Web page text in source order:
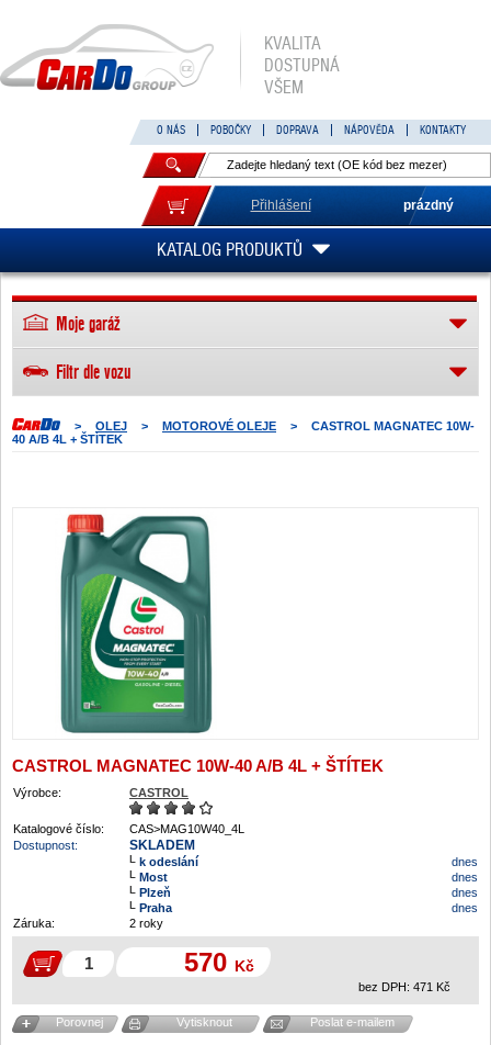
KVALITA
DOSTUPNÁ
VŠEM
O NÁS POBOČKY DOPRAVA NÁPOVĚDA KONTAKTY
Přihlášení prázdný
KATALOG PRODUKTŮ
> OLEJ > MOTOROVÉ OLEJE >
CASTROL MAGNATEC 10W-
40 A/B 4L + ŠTÍTEK
CASTROL MAGNATEC 10W-40 A/B 4L + ŠTÍTEK
Výrobce: CASTROL
Katalogové číslo:
CAS>MAG10W40_4L
Dostupnost:
SKLADEM
k odeslání
dnes
Most
dnes
Plzeň
dnes
Praha
dnes
Záruka:
2 roky
570 Kč
bez DPH: 471 Kč
Porovnej Vytisknout Poslat e-mailem
Moje garáž
Filtr dle vozu